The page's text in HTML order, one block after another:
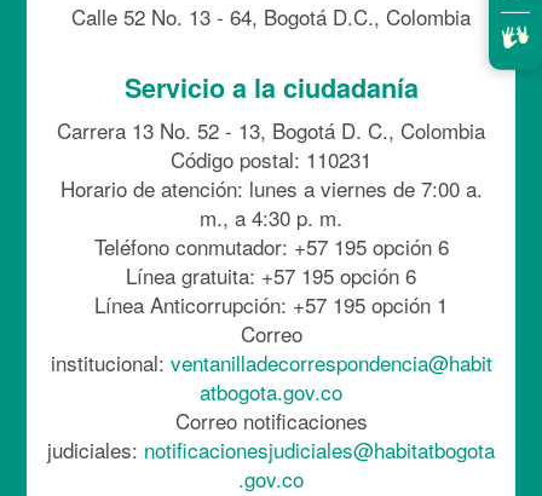
Calle 52 No. 13 - 64, Bogotá D.C., Colombia
Servicio a la ciudadanía
Carrera 13 No. 52 - 13, Bogotá D. C., Colombia
Código postal: 110231
Horario de atención: lunes a viernes de 7:00 a.
m., a 4:30 p. m.
Teléfono conmutador: +57 195 opción 6
Línea gratuita: +57 195 opción 6
Línea Anticorrupción: +57 195 opción 1
Correo
institucional: ventanilladecorrespondencia@habit
atbogota.gov.co
Correo notificaciones
judiciales: notificacionesjudiciales@habitatbogota
.gov.co